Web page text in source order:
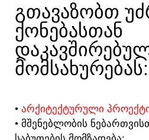
ᲒᲗᲐᲕᲐᲖᲝᲑᲗ
ᲥᲝᲜᲔᲑᲐᲡᲗᲐᲜ
ᲛᲝᲛᲡᲐᲮᲣᲠᲔᲑᲐᲡ:​
• ᲐᲠᲥᲘᲢᲔᲥᲢᲣᲠᲣᲚᲘ
• ᲛᲨᲔᲜᲔᲑᲚᲝᲑᲘᲡ